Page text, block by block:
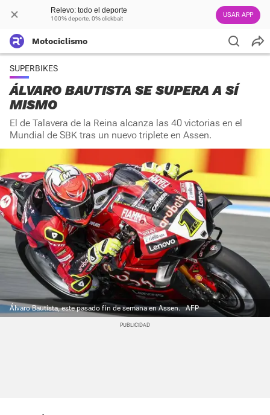
Relevo: todo el deporte
100% deporte. 0% clickbait USAR APP
Motociclismo
SUPERBIKES
ÁLVARO BAUTISTA SE SUPERA A SÍ
MISMO
El de Talavera de la Reina alcanza las 40 victorias en el
Mundial de SBK tras un nuevo triplete en Assen.
Álvaro Bautista, este pasado fin de semana en Assen. AFP